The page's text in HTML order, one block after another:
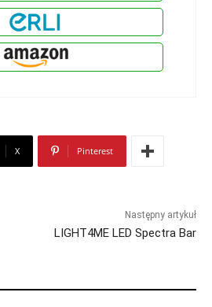
X Pinterest
Następny artykuł
LIGHT4ME LED Spectra Bar